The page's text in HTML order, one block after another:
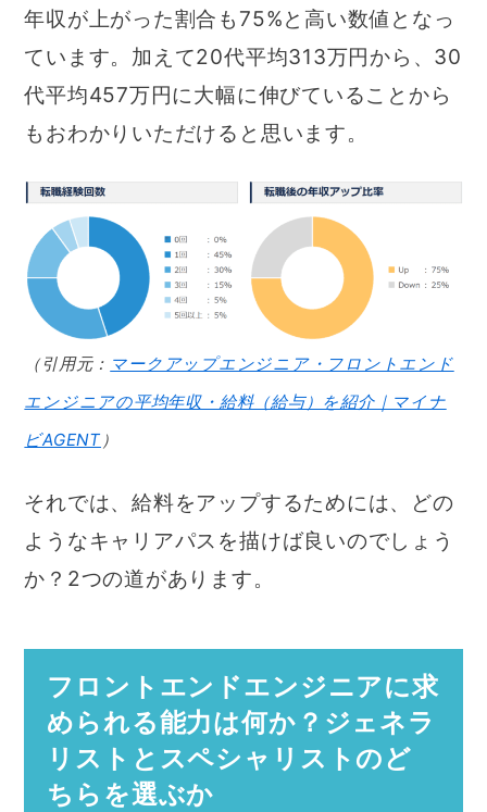
年収が上がった割合も75%と高い数値となっ
ています。加えて20代平均313万円から、30
代平均457万円に大幅に伸びていることから
もおわかりいただけると思います。
（引用元： マークアップエンジニア・フロントエンド
エンジニアの平均年収・給料（給与）を紹介｜マイナ
ビAGENT）
それでは、給料をアップするためには、どの
ようなキャリアパスを描けば良いのでしょう
か？2つの道があります。
フロントエンドエンジニアに求
められる能力は何か？ジェネラ
リストとスペシャリストのど
ちらを選ぶか